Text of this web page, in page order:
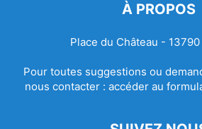
À PROPOS
Place du Château - 13790
Pour toutes suggestions ou
nous contacter : accéder au